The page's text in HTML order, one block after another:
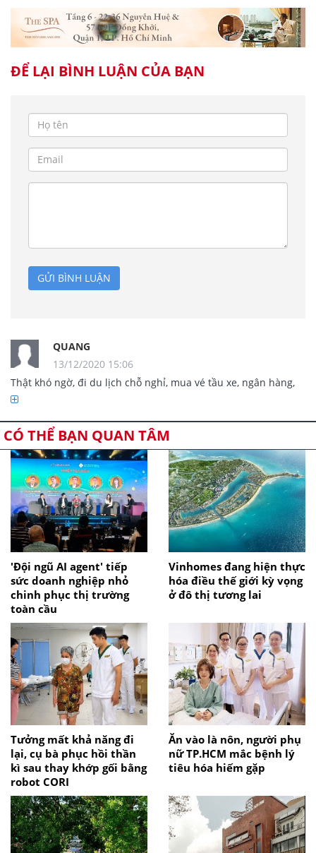
ĐỂ LẠI BÌNH LUẬN CỦA BẠN
GỬI BÌNH LUẬN
QUANG
13/12/2020 15:06
Thật khó ngờ, đi du lịch chỗ nghỉ, mua vé tầu xe, ngân hàng,
khám chữa bệnh nhiều nơi lưu giữ số CCCD lắm.
CÓ THỂ BẠN QUAN TÂM
'Đội ngũ AI agent' tiếp
sức doanh nghiệp nhỏ
chinh phục thị trường
toàn cầu
Vinhomes đang hiện thực
hóa điều thế giới kỳ vọng
ở đô thị tương lai
Tưởng mất khả năng đi
lại, cụ bà phục hồi thần
kì sau thay khớp gối bằng
robot CORI
Ăn vào là nôn, người phụ
nữ TP.HCM mắc bệnh lý
tiêu hóa hiếm gặp